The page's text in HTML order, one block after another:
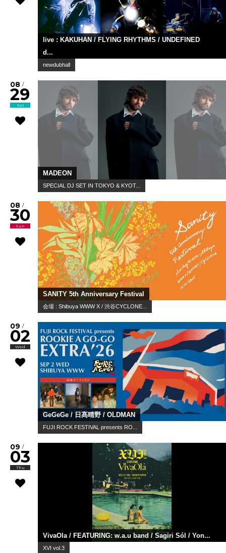
live : KAKUHAN / FLYING RHYTHMS / UNDEFINED
d...
newdubhall
08 /
29
Sat
MADEON
SPECIAL DJ SET IN TOKYO & KYOT...
08 /
30
Sun
SANITY 5th Anniversary Festival
会場 : Shibuya WWW X / 渋谷CYCLONE...
09 /
02
Wed
GeGeGe / 日髙晴野 / OLDMAN
FUJI ROCK FESTIVAL presents RO...
09 /
03
Thu
VivaOla / FEATURING: w.a.u band / Sagiri Sól / Yon...
XVI vol.3